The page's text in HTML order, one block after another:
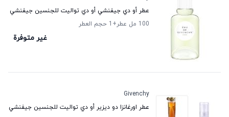
عطر أو دي جيفنشي أو دي تواليت للجنسين جيفنشي
100 مل عطر
+1 حجم العطر
غير متوفرة
Givenchy
عطر اورغانزا دو ديزير أو دي تواليت للجنسين جيفنشي